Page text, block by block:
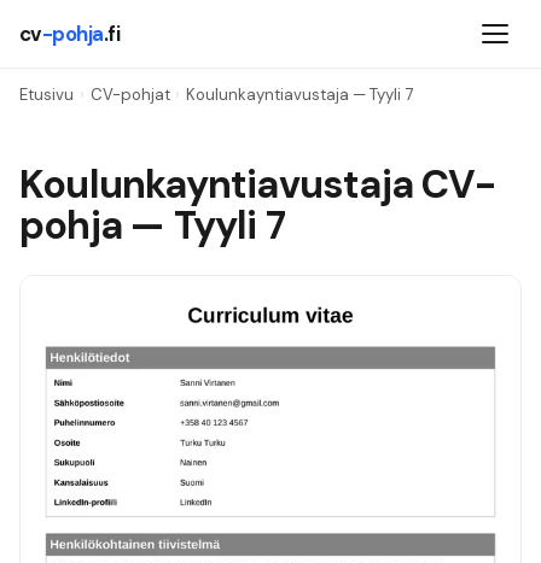
cv-pohja.fi
Etusivu › CV-pohjat › Koulunkayntiavustaja — Tyyli7
KoulunkayntiavustajaCV-
pohja — Tyyli 7